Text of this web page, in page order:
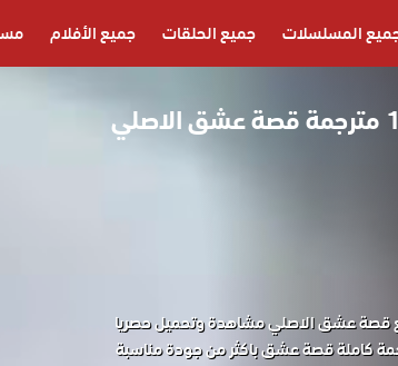
المسلسلات جميع الحلقات جميع الأفلام
مسلسل اسمه حب الحلقة 1 مترجمة قصة عشق الاصلي
1 مترجمة موقع قصة عشق الاصلي مشاهدة وتحميل حصريا
التركي اسمه حب الحلقة 1 مترجمة كاملة قصة عشق باكثر من جودة مناسبة